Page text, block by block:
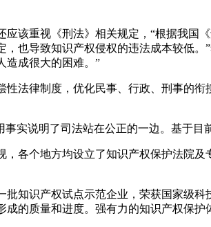
该重视《刑法》相关规定，“根据我
也导致知识产权侵权的违法成本较低
造成很大的困难。”
法律制度，优化民事、行政、刑事的
实说明了司法站在公正的一边。基于
各个地方均设立了知识产权保护法院
知识产权试点示范企业，荣获国家级
的质量和进度。强有力的知识产权保